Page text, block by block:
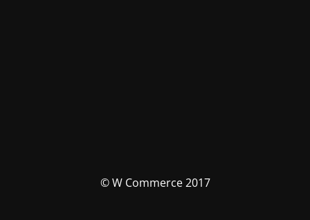
© W Commerce 2017